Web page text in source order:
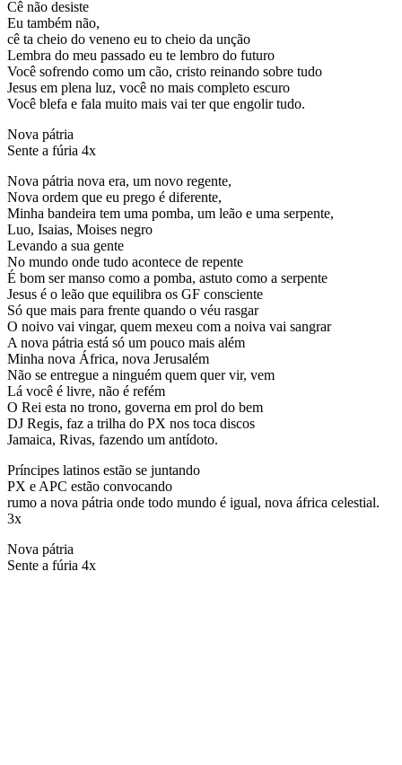
Cê não desiste
Eu também não,
cê ta cheio do veneno eu to cheio da unção
Lembra do meu passado eu te lembro do futuro
Você sofrendo como um cão, cristo reinando sobre tudo
Jesus em plena luz, você no mais completo escuro
Você blefa e fala muito mais vai ter que engolir tudo.
Nova pátria
Sente a fúria 4x
Nova pátria nova era, um novo regente,
Nova ordem que eu prego é diferente,
Minha bandeira tem uma pomba, um leão e uma serpente,
Luo, Isaias, Moises negro
Levando a sua gente
No mundo onde tudo acontece de repente
É bom ser manso como a pomba, astuto como a serpente
Jesus é o leão que equilibra os GF consciente
Só que mais para frente quando o véu rasgar
O noivo vai vingar, quem mexeu com a noiva vai sangrar
A nova pátria está só um pouco mais além
Minha nova África, nova Jerusalém
Não se entregue a ninguém quem quer vir, vem
Lá você é livre, não é refém
O Rei esta no trono, governa em prol do bem
DJ Regis, faz a trilha do PX nos toca discos
Jamaica, Rivas, fazendo um antídoto.
Príncipes latinos estão se juntando
PX e APC estão convocando
rumo a nova pátria onde todo mundo é igual, nova áfrica celestial.
3x
Nova pátria
Sente a fúria 4x